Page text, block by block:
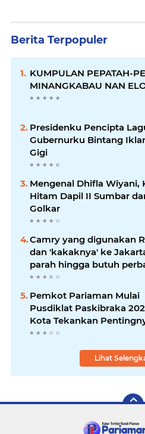
Berita Terpopuler
KUMPULAN PEPATAH-
MINANGKABAU NAN
Presidenku Pencipta
Gubernurku Bintang
Gigi
Mengenal Dhifla Wiyani,
Hitam Dapil II Sumbar
Golkar
Camry yang digunakan
dan 'kakaknya' ke
parah hingga butuh
200 juta
Pemkot Pariaman Mulai
Pusdiklat Paskibraka
Kota Tekankan
Disiplin
Lihat